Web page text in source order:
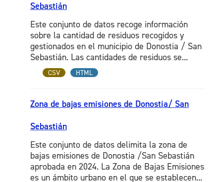
Sebastián
Este conjunto de datos recoge información
sobre la cantidad de residuos recogidos y
gestionados en el municipio de Donostia / San
Sebastián. Las cantidades de residuos se...
CSV HTML
Zona de bajas emisiones de Donostia/ San
Sebastián
Este conjunto de datos delimita la zona de
bajas emisiones de Donostia /San Sebastián
aprobada en 2024. La Zona de Bajas Emisiones
es un ámbito urbano en el que se establecen...